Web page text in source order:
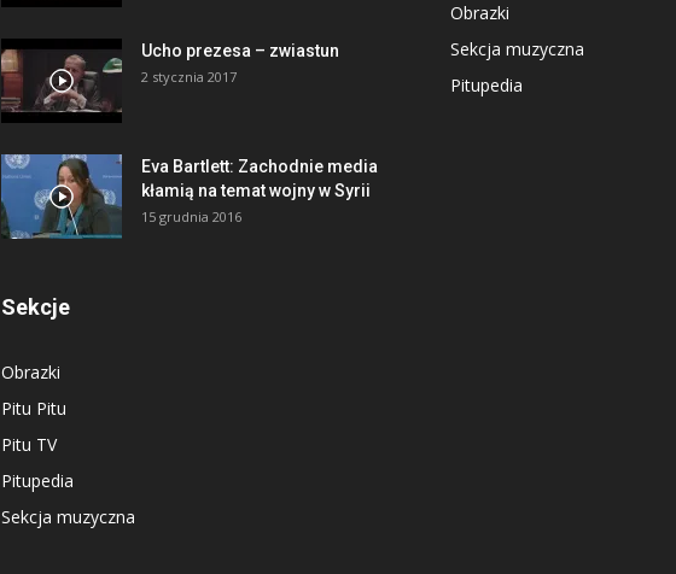
Ucho prezesa – zwiastun
2 stycznia 2017
Eva Bartlett: Zachodnie media
kłamią na temat wojny w Syrii
15 grudnia 2016
Sekcje
Obrazki
Pitu Pitu
Pitu TV
Pitupedia
Sekcja muzyczna
Obrazki
Sekcja muzyczna
Pitupedia